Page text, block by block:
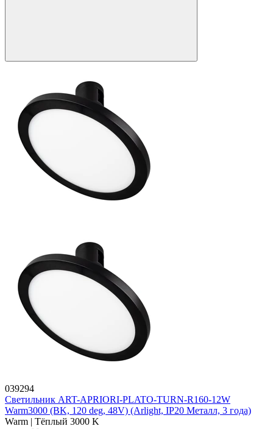
039294
Светильник ART-APRIORI-PLATO-TURN-R160-12W
Warm3000 (BK, 120 deg, 48V) (Arlight, IP20 Металл, 3 года)
Warm | Тёплый 3000 K